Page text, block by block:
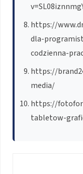
https://
dla-
codzienna-
https://
media/
https://
tabletow-